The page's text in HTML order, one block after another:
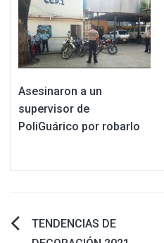
Asesinaron a un
supervisor de
PoliGuárico por robarlo
Navegación
TENDENCIAS DE